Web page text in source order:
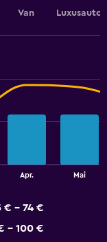
Van Luxusauto
Apr. Mai
€ - 74 €
- 100 €